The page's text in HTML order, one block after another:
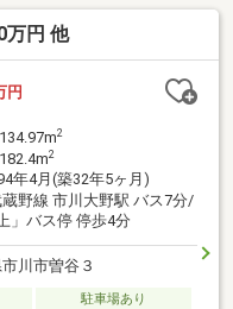
されており洗濯物干場や
す■南向きバルコニー
ニターインターホン■カ
万円 他
円
2
2
年4月(築32年5ヶ月)
蔵野線 市川大野駅 バス7分/
」バス停 停歩4分
川市曽谷３
駐車場あり